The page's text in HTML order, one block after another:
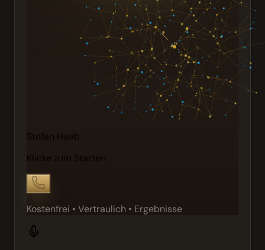
Stefan Haab
Klicke zum Starten
Kostenfrei • Vertraulich • Ergebnisse